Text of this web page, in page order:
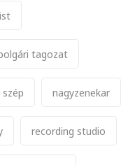
tagozat
nagyzenekar
recording studio